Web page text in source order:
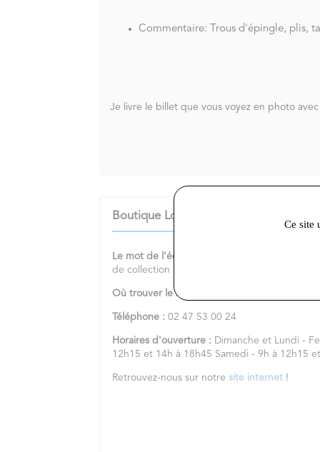
Commentaire: Trous d'épingle, plis,
Je livre le billet que vous voyez en photo
Boutique Loisir et Collection :
Le mot de l’équipe :
de collection à Joué-lès-Tours
Où trouver le magasin :
Téléphone :02 47 53 00 24
Horaires d'ouverture : Dimanche et Lundi -
12h15 et 14h à 18h45 Samedi - 9h à 12h15
Retrouvez-nous sur notresite internet !
Ce site